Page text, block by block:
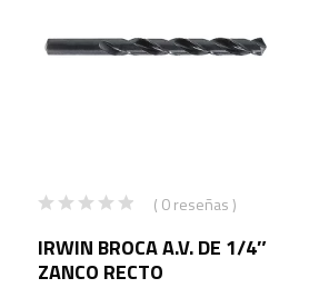
( 0 reseñas )
IRWIN BROCA A.V. DE 1/4″
ZANCO RECTO